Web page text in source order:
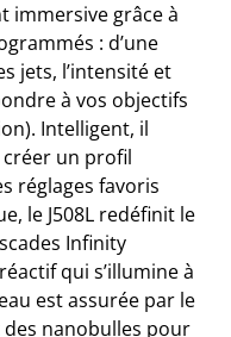
immersive grâce à
: d’une
jets, l’intensité et
à vos objectifs
Intelligent, il
un profil
réglages favoris
le J508L redéfinit le
Infinity
qui s’illumine à
est assurée par le
nanobulles pour